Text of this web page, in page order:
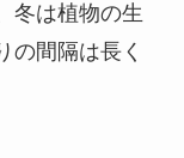
冬は植物の生
の間隔は長く